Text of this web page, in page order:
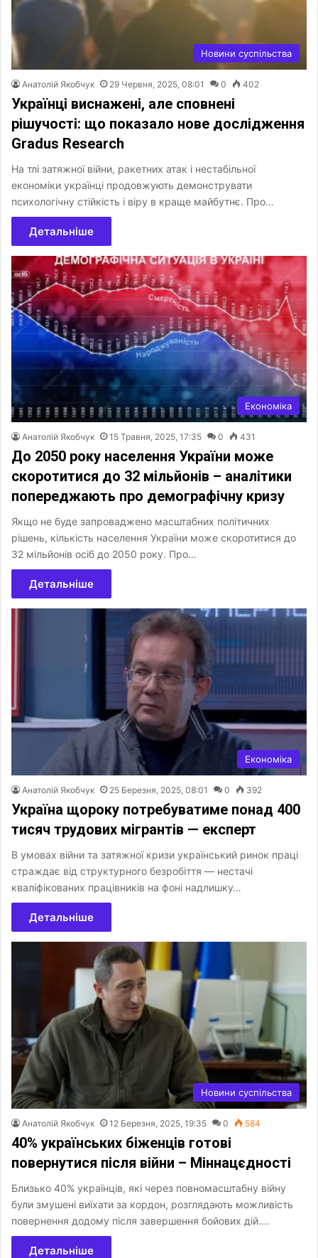
Новини суспільства
Анатолій Якобчук 29 Червня, 2025, 08:01 0 402
Українці виснажені, але сповнені
рішучості: що показало нове дослідження
Gradus Research
На тлі затяжної війни, ракетних атак і нестабільної
економіки українці продовжують демонструвати
психологічну стійкість і віру в краще майбутнє. Про…
Детальніше
Економіка
Анатолій Якобчук 15 Травня, 2025, 17:35 0 431
До 2050 року населення України може
скоротитися до 32 мільйонів – аналітики
попереджають про демографічну кризу
Якщо не буде запроваджено масштабних політичних
рішень, кількість населення України може скоротитися до
32 мільйонів осіб до 2050 року. Про…
Детальніше
Економіка
Анатолій Якобчук 25 Березня, 2025, 08:01 0 392
Україна щороку потребуватиме понад 400
тисяч трудових мігрантів — експерт
В умовах війни та затяжної кризи український ринок праці
страждає від структурного безробіття — нестачі
кваліфікованих працівників на фоні надлишку…
Детальніше
Новини суспільства
Анатолій Якобчук 12 Березня, 2025, 19:35 0 584
40% українських біженців готові
повернутися після війни – Міннацєдності
Близько 40% українців, які через повномасштабну війну
були змушені виїхати за кордон, розглядають можливість
повернення додому після завершення бойових дій.…
Детальніше